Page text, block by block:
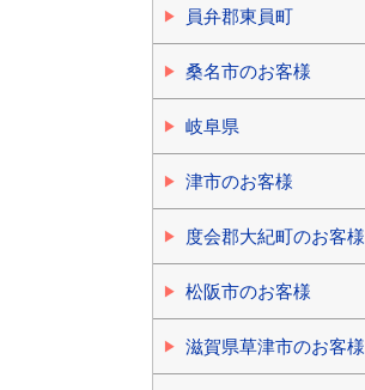
員弁郡東員町
桑名市のお客様
岐阜県
津市のお客様
度会郡大紀町のお客様
松阪市のお客様
滋賀県草津市のお客様